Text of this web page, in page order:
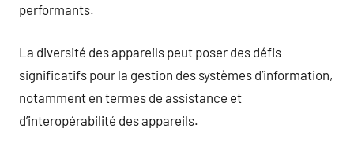
performants.
La diversité des appareils peut poser des défis
significatifs pour la gestion des systèmes d’information,
notamment en termes de assistance et
d’interopérabilité des appareils.